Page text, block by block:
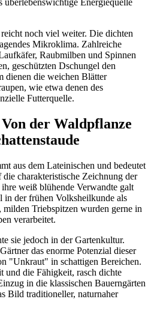
überlebenswichtige Energiequelle
noch viel weiter. Die dichten
Mikroklima. Zahlreiche
Raubmilben und Spinnen
geschützten Dschungel den
dienen die weichen Blätter
wie etwa denen des
Futterquelle.
der Waldpflanze
aus dem Lateinischen und bedeutet
charakteristische Zeichnung der
weiß blühende Verwandte galt
in der frühen Volksheilkunde als
Triebspitzen wurden gerne in
verarbeitet.
sie jedoch in der Gartenkultur.
das enorme Potenzial dieser
"Unkraut" in schattigen Bereichen.
und die Fähigkeit, rasch dichte
in die klassischen Bauerngärten
Bild traditioneller, naturnaher